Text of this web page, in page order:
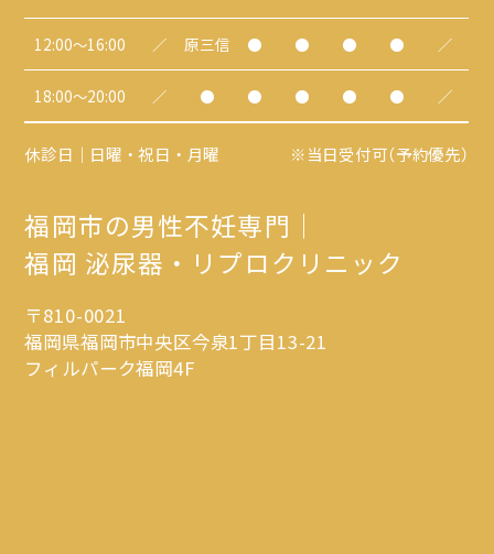
12:00～16:00 ／ 原三信 ● ● ● ● ／
18:00～20:00 ／ ● ● ● ● ● ／
休診日｜日曜・祝日・月曜 ※当日受付可（予約優先）
福岡市の男性不妊専門｜
福岡 泌尿器・リプロクリニック
〒810-0021
福岡県福岡市中央区今泉1丁目13-21
フィルパーク福岡4F